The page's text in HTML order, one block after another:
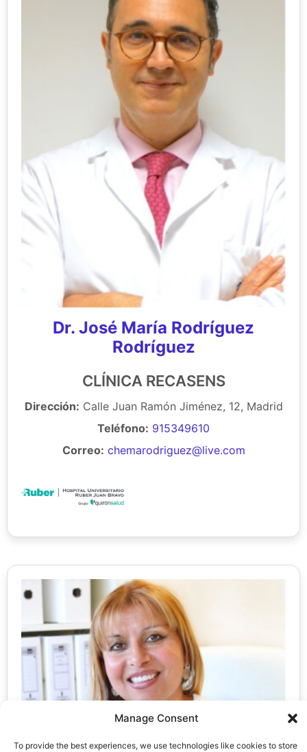
Manage Consent
To provide the best experiences, we use technologies like cookies to store
Dr. José María Rodríguez
Rodríguez
CLÍNICA RECASENS
Dirección: Calle Juan Ramón Jiménez, 12, Madrid
Teléfono: 915349610
Correo: chemarodriguez@live.com